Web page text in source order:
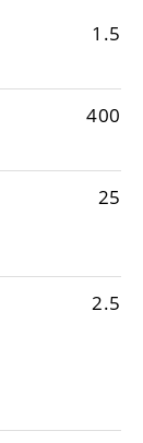
1.5
400
25
2.5